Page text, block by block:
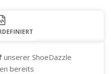
unserer ShoeDazzle
bereits